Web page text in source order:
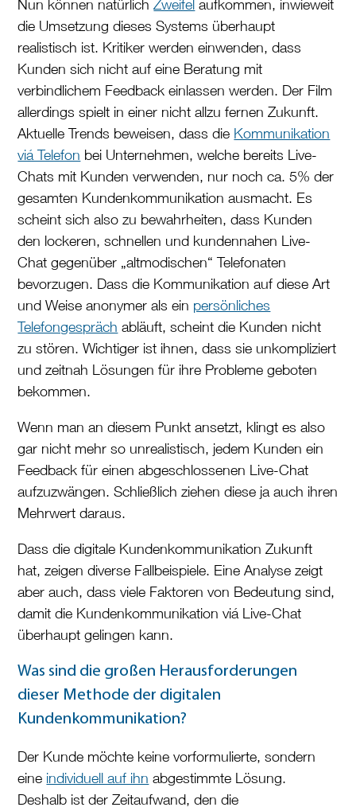
Nun können natürlichZweifel aufkommen, inwieweit
die Umsetzung dieses Systems überhaupt
realistisch ist. Kritiker werden einwenden, dass
Kunden sich nicht auf eine Beratung mit
verbindlichem Feedback einlassen werden. Der Film
allerdings spielt in einer nicht allzu fernen Zukunft.
Aktuelle Trends beweisen, dass die Kommunikation
viá Telefon bei Unternehmen, welche bereits Live-
Chats mit Kunden verwenden, nur noch ca. 5% der
gesamten Kundenkommunikation ausmacht. Es
scheint sich also zu bewahrheiten, dass Kunden
den lockeren, schnellen und kundennahen Live-
Chat gegenüber „altmodischen“ Telefonaten
bevorzugen. Dass die Kommunikation auf diese Art
und Weise anonymer als ein persönliches
Telefongespräch abläuft, scheint die Kunden nicht
zu stören. Wichtiger ist ihnen, dass sie unkompliziert
und zeitnah Lösungen für ihre Probleme geboten
bekommen.
Wenn man an diesem Punkt ansetzt, klingt es also
gar nicht mehr so unrealistisch, jedem Kunden ein
Feedback für einen abgeschlossenen Live-Chat
aufzuzwängen. Schließlich ziehen diese ja auch ihren
Mehrwert daraus.
Dass die digitale Kundenkommunikation Zukunft
hat, zeigen diverse Fallbeispiele. Eine Analyse zeigt
aber auch, dass viele Faktoren von Bedeutung sind,
damit die Kundenkommunikation viá Live-Chat
überhaupt gelingen kann.
Was sind die großen Herausforderungen
dieser Methode der digitalen
Kundenkommunikation?
Der Kunde möchte keine vorformulierte, sondern
eine individuell auf ihn abgestimmte Lösung.
Deshalb ist der Zeitaufwand, den die